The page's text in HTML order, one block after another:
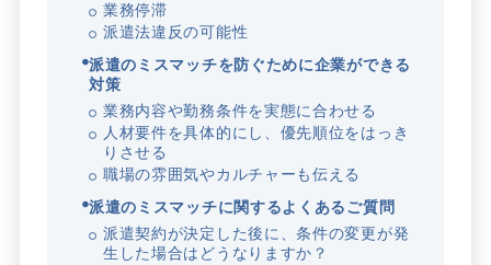
業務停滞
派遣法違反の可能性
派遣のミスマッチを防ぐために企業ができる
対策
業務内容や勤務条件を実態に合わせる
人材要件を具体的にし、優先順位をはっき
りさせる
職場の雰囲気やカルチャーも伝える
派遣のミスマッチに関するよくあるご質問
派遣契約が決定した後に、条件の変更が発
生した場合はどうなりますか？